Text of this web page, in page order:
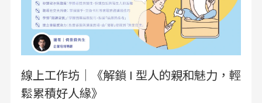
線上工作坊｜《解鎖 I 型人的親和魅力，輕
鬆累積好人緣》